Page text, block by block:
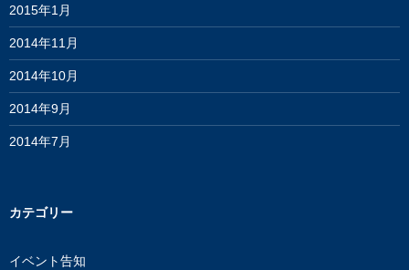
2015年1月
2014年11月
2014年10月
2014年9月
2014年7月
カテゴリー
イベント告知